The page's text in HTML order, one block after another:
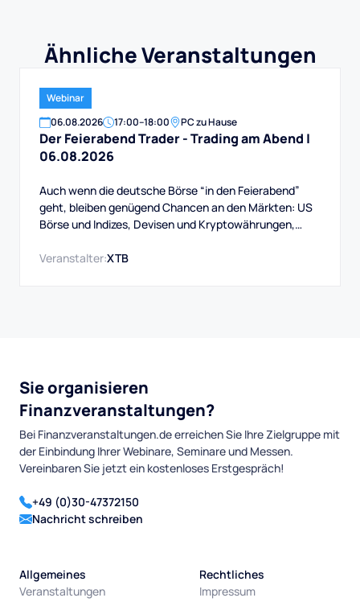
Ähnliche Veranstaltungen
Webinar
06.08.2026 17:00–18:00 PC zu Hause
Der Feierabend Trader - Trading am Abend |
06.08.2026
Auch wenn die deutsche Börse “in den Feierabend”
geht, bleiben genügend Chancen an den Märkten: US
Börse und Indizes, Devisen und Kryptowährungen,
handeln über Wochen bis Monate, bietet immer gute
Veranstalter:XTB
Sie organisieren
Finanzveranstaltungen?
Bei Finanzveranstaltungen.de erreichen Sie Ihre Zielgruppe mit
der Einbindung Ihrer Webinare, Seminare und Messen.
Vereinbaren Sie jetzt ein kostenloses Erstgespräch!
+49 (0)30-47372150
Nachricht schreiben
Allgemeines
Veranstaltungen
Rechtliches
Impressum